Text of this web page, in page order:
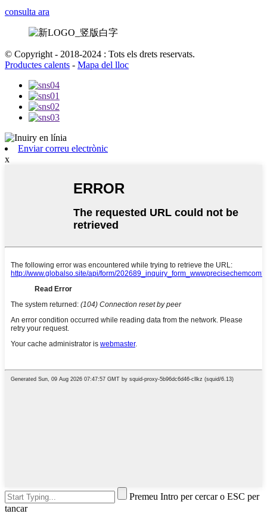
consulta ara
© Copyright - 2018-2024 : Tots els drets reservats.
Productes calents - Mapa del lloc
Enviar correu electrònic
x
Premeu Intro per cercar o ESC per
tancar